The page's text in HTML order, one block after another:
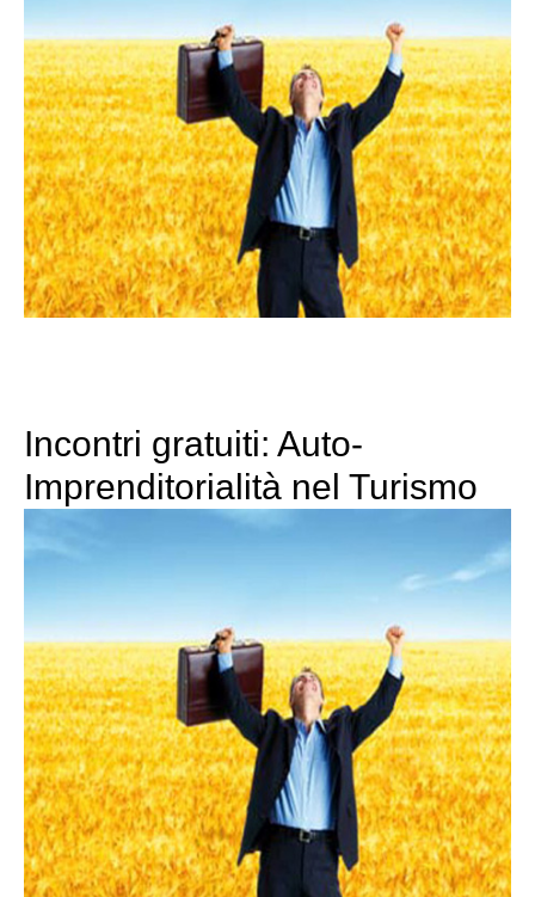
Incontri gratuiti: Auto-
Imprenditorialità nel Turismo